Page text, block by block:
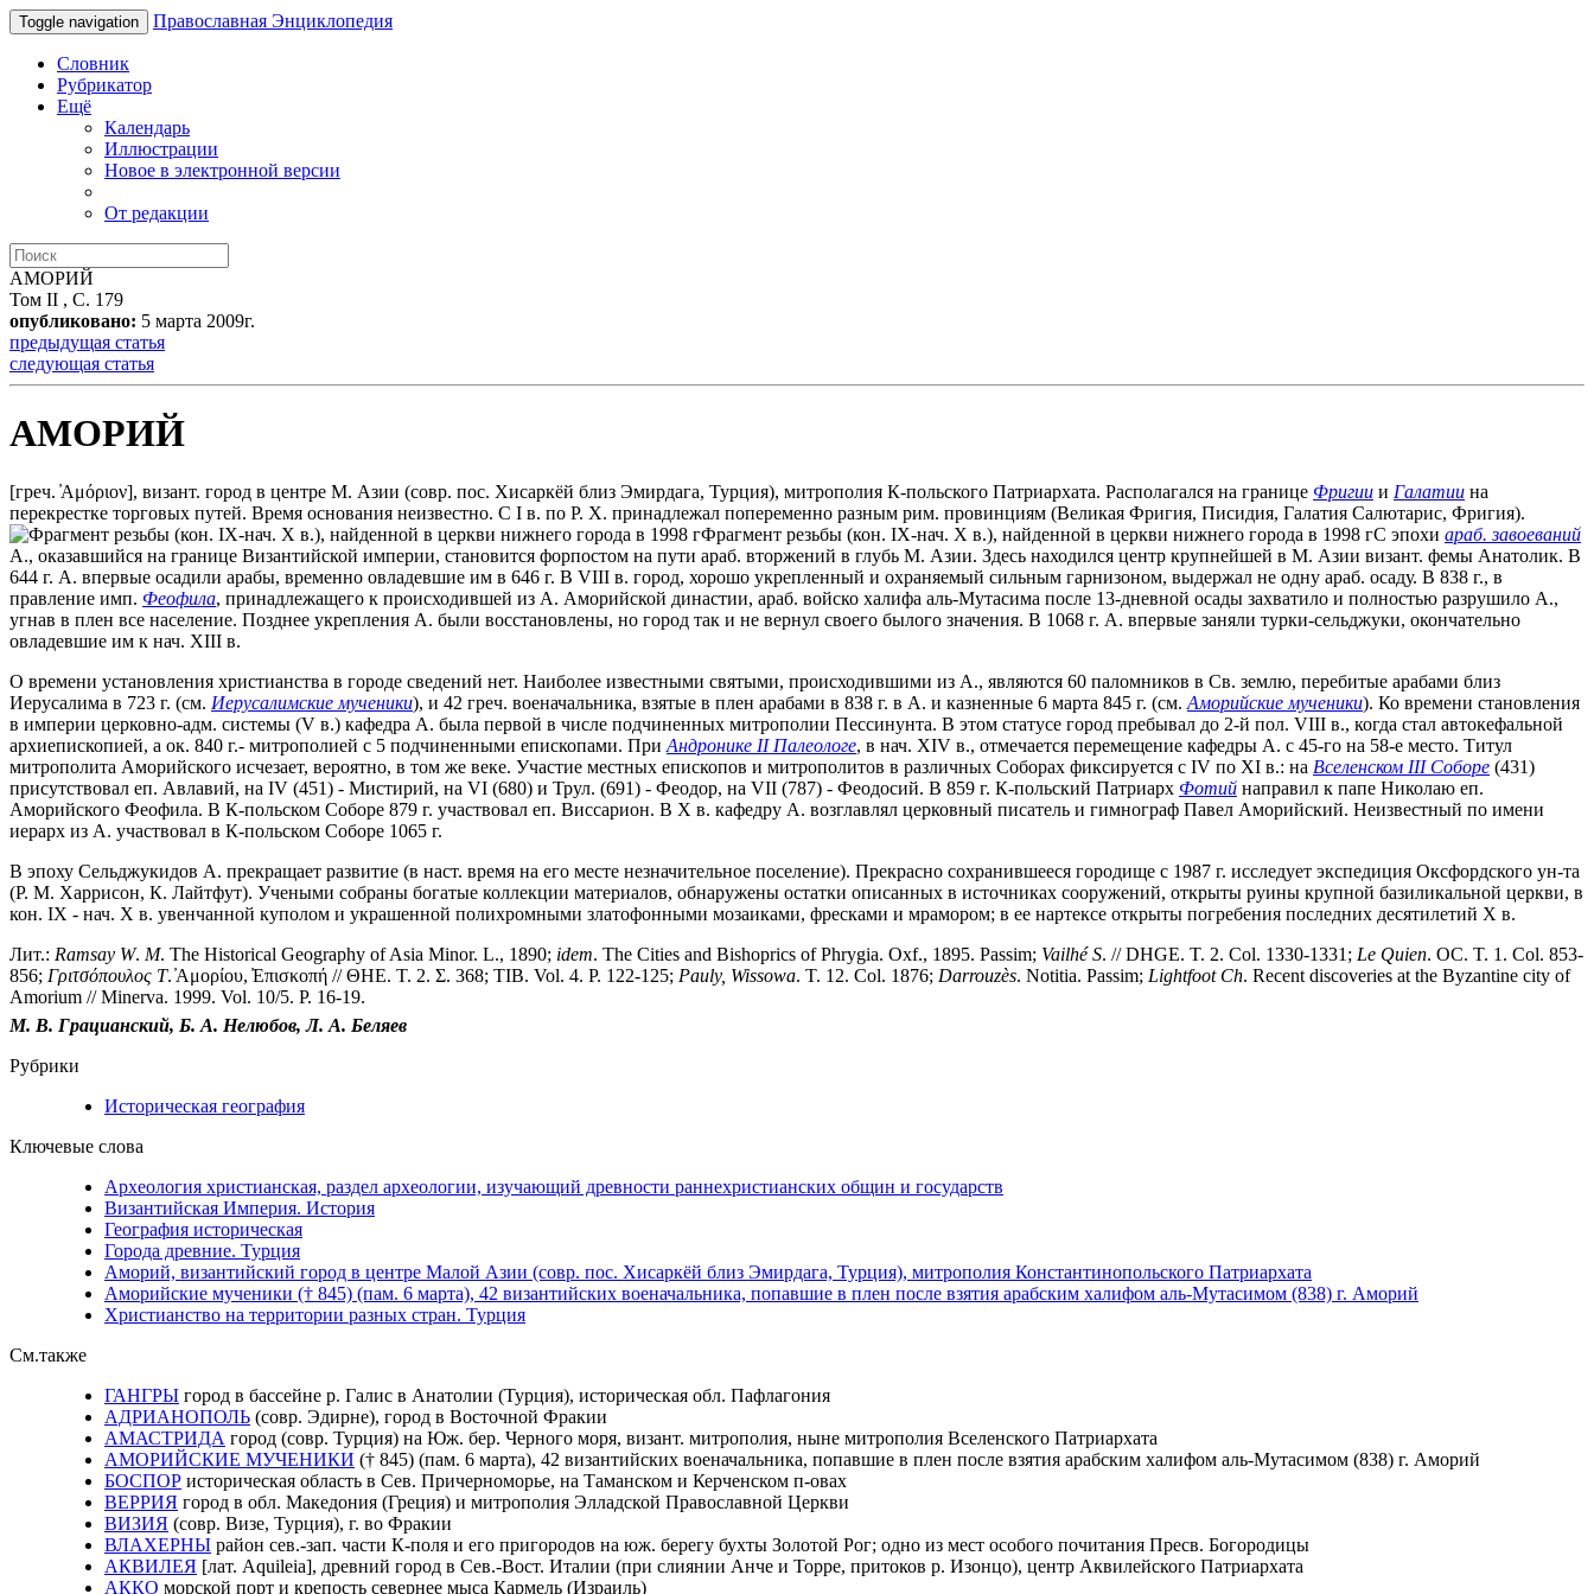
Toggle navigation Православная Энциклопедия
Словник
Рубрикатор
Ещё
Календарь
Иллюстрации
Новое в электронной версии
От редакции
АМОРИЙ
Том II , С. 179
опубликовано: 5 марта 2009г.
предыдущая статья
следующая статья
АМОРИЙ
[греч. ̓Αμόριον], визант. город в центре М. Азии (совр. пос. Хисаркёй близ Эмирдага, Турция), митрополия К-польского Патриархата. Располагался на границе Фригии и Галатии на
перекрестке торговых путей. Время основания неизвестно. С I в. по Р. Х. принадлежал попеременно разным рим. провинциям (Великая Фригия, Писидия, Галатия Салютарис, Фригия).
Фрагмент резьбы (кон. IX-нач. X в.), найденной в церкви нижнего города в 1998 гС эпохи араб. завоеваний
А., оказавшийся на границе Византийской империи, становится форпостом на пути араб. вторжений в глубь М. Азии. Здесь находился центр крупнейшей в М. Азии визант. фемы Анатолик. В
644 г. А. впервые осадили арабы, временно овладевшие им в 646 г. В VIII в. город, хорошо укрепленный и охраняемый сильным гарнизоном, выдержал не одну араб. осаду. В 838 г., в
правление имп. Феофила, принадлежащего к происходившей из А. Аморийской династии, араб. войско халифа аль-Мутасима после 13-дневной осады захватило и полностью разрушило А.,
угнав в плен все население. Позднее укрепления А. были восстановлены, но город так и не вернул своего былого значения. В 1068 г. А. впервые заняли турки-сельджуки, окончательно
овладевшие им к нач. XIII в.
О времени установления христианства в городе сведений нет. Наиболее известными святыми, происходившими из А., являются 60 паломников в Св. землю, перебитые арабами близ
Иерусалима в 723 г. (см. Иерусалимские мученики), и 42 греч. военачальника, взятые в плен арабами в 838 г. в А. и казненные 6 марта 845 г. (см. Аморийские мученики). Ко времени становления
в империи церковно-адм. системы (V в.) кафедра А. была первой в числе подчиненных митрополии Пессинунта. В этом статусе город пребывал до 2-й пол. VIII в., когда стал автокефальной
архиепископией, а ок. 840 г.- митрополией с 5 подчиненными епископами. При Андронике II Палеологе, в нач. XIV в., отмечается перемещение кафедры А. с 45-го на 58-е место. Титул
митрополита Аморийского исчезает, вероятно, в том же веке. Участие местных епископов и митрополитов в различных Соборах фиксируется с IV по XI в.: на Вселенском III Cоборе (431)
присутствовал еп. Авлавий, на IV (451) - Мистирий, на VI (680) и Трул. (691) - Феодор, на VII (787) - Феодосий. В 859 г. К-польский Патриарх Фотий направил к папе Николаю еп.
Аморийского Феофила. В К-польском Соборе 879 г. участвовал еп. Виссарион. В Х в. кафедру А. возглавлял церковный писатель и гимнограф Павел Аморийский. Неизвестный по имени
иерарх из А. участвовал в К-польском Соборе 1065 г.
В эпоху Сельджукидов А. прекращает развитие (в наст. время на его месте незначительное поселение). Прекрасно сохранившееся городище с 1987 г. исследует экспедиция Оксфордского ун-та
(Р. М. Харрисон, К. Лайтфут). Учеными собраны богатые коллекции материалов, обнаружены остатки описанных в источниках сооружений, открыты руины крупной базиликальной церкви, в
кон. IX - нач. X в. увенчанной куполом и украшенной полихромными златофонными мозаиками, фресками и мрамором; в ее нартексе открыты погребения последних десятилетий Х в.
Лит.: Ramsay W. M. The Historical Geography of Asia Minor. L., 1890; idem. The Cities and Bishopriсs of Phrygia. Oxf., 1895. Passim; Vailhé S. // DHGE. T. 2. Col. 1330-1331; Le Quien. OC. T. 1. Col. 853-
856; Γριτσόπουλος Τ. ̓Αμορίου, ̓Επισκοπή // ΘΗΕ. Τ. 2. Σ. 368; TIB. Vol. 4. P. 122-125; Pauly, Wissowa. T. 12. Col. 1876; Darrouzès. Notitia. Passim; Lightfoot Ch. Recent discoveries at the Byzantine city of
Amorium // Minerva. 1999. Vol. 10/5. P. 16-19.
М. В. Грацианский, Б. А. Нелюбов, Л. А. Беляев
Рубрики
Историческая география
Ключевые слова
Археология христианская, раздел археологии, изучающий древности раннехристианских общин и государств
Византийская Империя. История
География историческая
Города древние. Турция
Аморий, византийский город в центре Малой Азии (совр. пос. Хисаркёй близ Эмирдага, Турция), митрополия Константинопольского Патриархата
Аморийские мученики († 845) (пам. 6 марта), 42 византийских военачальника, попавшие в плен после взятия арабским халифом аль-Мутасимом (838) г. Аморий
Христианство на территории разных стран. Турция
См.также
ГАНГРЫ город в бассейне р. Галис в Анатолии (Турция), историческая обл. Пафлагония
АДРИАНОПОЛЬ (совр. Эдирне), город в Восточной Фракии
АМАСТРИДА город (совр. Турция) на Юж. бер. Черного моря, визант. митрополия, ныне митрополия Вселенского Патриархата
АМОРИЙСКИЕ МУЧЕНИКИ († 845) (пам. 6 марта), 42 византийских военачальника, попавшие в плен после взятия арабским халифом аль-Мутасимом (838) г. Аморий
БОСПОР историческая область в Сев. Причерноморье, на Таманском и Керченском п-овах
ВЕРРИЯ город в обл. Македония (Греция) и митрополия Элладской Православной Церкви
ВИЗИЯ (совр. Визе, Турция), г. во Фракии
ВЛАХЕРНЫ район сев.-зап. части К-поля и его пригородов на юж. берегу бухты Золотой Рог; одно из мест особого почитания Пресв. Богородицы
АКВИЛЕЯ [лат. Aquileia], древний город в Сев.-Вост. Италии (при слиянии Анче и Торре, притоков р. Изонцо), центр Аквилейского Патриархата
АККО морской порт и крепость севернее мыса Кармель (Израиль)